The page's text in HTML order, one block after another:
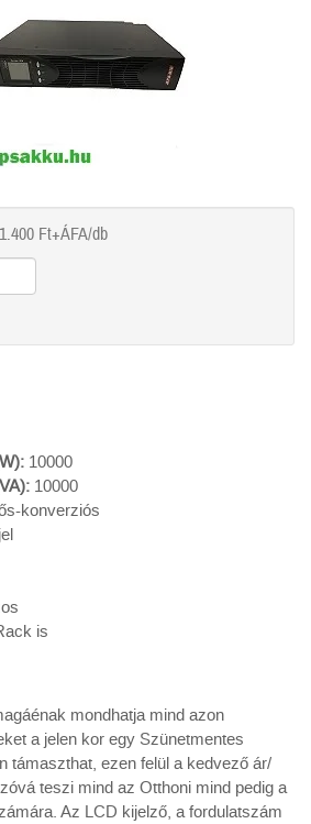
Ft+ÁFA/db
10000
10000
konverziós
is
mondhatja mind azon
a jelen kor egy Szünetmentes
támaszthat, ezen felül a kedvező ár/
teszi mind az Otthoni mind pedig a
Az LCD kijelző, a fordulatszám